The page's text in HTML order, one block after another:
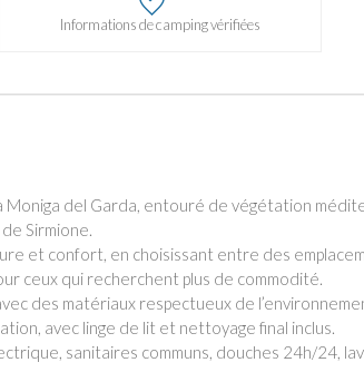
Informations de camping vérifiées
Moniga del Garda, entouré de végétation
Sirmione.
et confort, en choisissant entre des
ceux qui recherchent plus de commodité.
des matériaux respectueux de
avec linge de lit et nettoyage final inclus.
sanitaires communs, douches 24h/24,